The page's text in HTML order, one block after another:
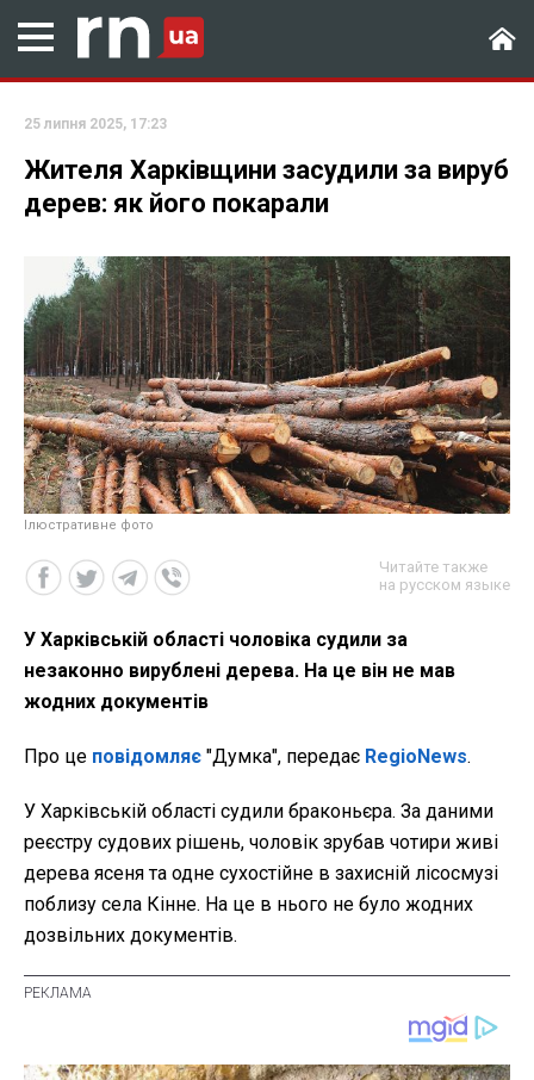
25 липня 2025, 17:23
Жителя Харківщини засудили за вируб
дерев: як його покарали
Ілюстративне фото
Читайте также
на русском языке
У Харківській області чоловіка судили за
незаконно вирублені дерева. На це він не мав
жодних документів
Про це повідомляє "Думка", передає RegioNews.
У Харківській області судили браконьєра. За даними
реєстру судових рішень, чоловік зрубав чотири живі
дерева ясеня та одне сухостійне в захисній лісосмузі
поблизу села Кінне. На це в нього не було жодних
дозвільних документів.